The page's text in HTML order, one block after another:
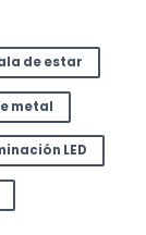
de estar
metal
LED